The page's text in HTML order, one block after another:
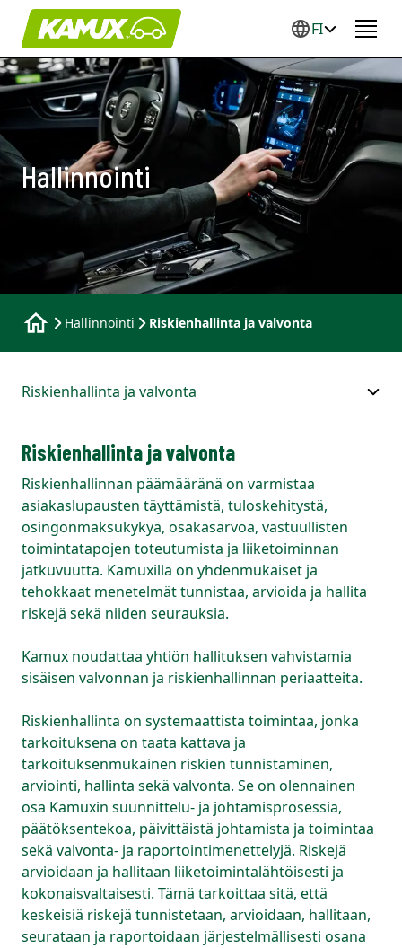
FI
Hallinnointi
Hallinnointi Riskienhallinta ja valvonta
Riskienhallinta ja valvonta
Riskienhallinta ja valvonta
Riskienhallinnan päämääränä on varmistaa
asiakaslupausten täyttämistä, tuloskehitystä,
osingonmaksukykyä, osakasarvoa, vastuullisten
toimintatapojen toteutumista ja liiketoiminnan
jatkuvuutta. Kamuxilla on yhdenmukaiset ja
tehokkaat menetelmät tunnistaa, arvioida ja hallita
riskejä sekä niiden seurauksia.
Kamux noudattaa yhtiön hallituksen vahvistamia
sisäisen valvonnan ja riskienhallinnan periaatteita.
Riskienhallinta on systemaattista toimintaa, jonka
tarkoituksena on taata kattava ja
tarkoituksenmukainen riskien tunnistaminen,
arviointi, hallinta sekä valvonta. Se on olennainen
osa Kamuxin suunnittelu- ja johtamisprosessia,
päätöksentekoa, päivittäistä johtamista ja toimintaa
sekä valvonta- ja raportointimenettelyjä. Riskejä
arvioidaan ja hallitaan liiketoimintalähtöisesti ja
kokonaisvaltaisesti. Tämä tarkoittaa sitä, että
keskeisiä riskejä tunnistetaan, arvioidaan, hallitaan,
seurataan ja raportoidaan järjestelmällisesti osana